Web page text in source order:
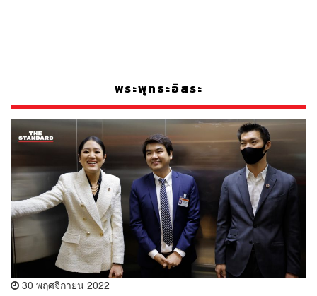
พระพุทธะอิสระ
30 พฤศจิกายน 2022